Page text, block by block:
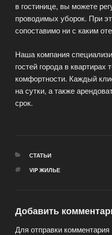
в гостинице, вы можете
проводимых уборок. При
сопоставимо ни с каким
Наша компания
гостей города в квартирах
комфортности. Каждый
на сутки, а также
срок.
РУБРИКИ
СТАТЬИ
МЕТКИ
VIP ЖИЛЬЕ
Добавить
Для отправки